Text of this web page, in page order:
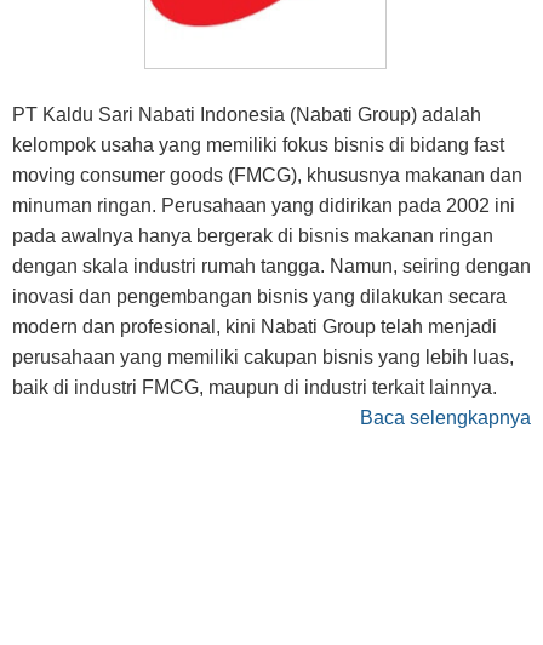
PT Kaldu Sari Nabati Indonesia (Nabati Group) adalah
kelompok usaha yang memiliki fokus bisnis di bidang fast
moving consumer goods (FMCG), khususnya makanan dan
minuman ringan. Perusahaan yang didirikan pada 2002 ini
pada awalnya hanya bergerak di bisnis makanan ringan
dengan skala industri rumah tangga. Namun, seiring dengan
inovasi dan pengembangan bisnis yang dilakukan secara
modern dan profesional, kini Nabati Group telah menjadi
perusahaan yang memiliki cakupan bisnis yang lebih luas,
baik di industri FMCG, maupun di industri terkait lainnya.
Baca selengkapnya